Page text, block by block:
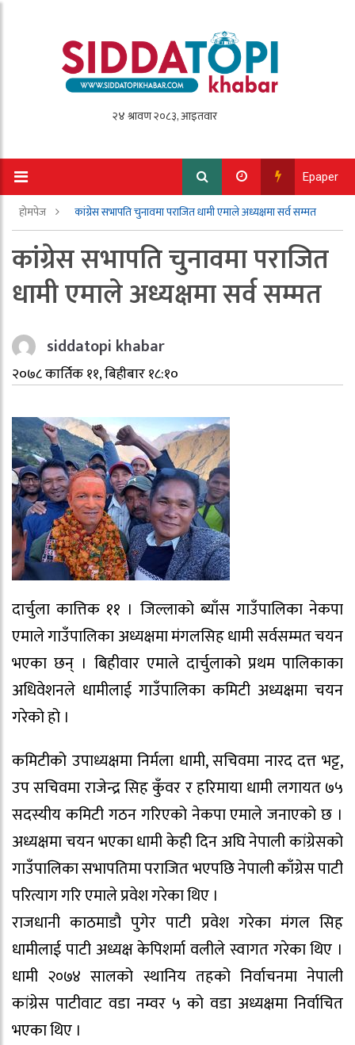
Epaper
होमपेज कांग्रेस सभापति चुनावमा पराजित धामी एमाले अध्यक्षमा सर्व सम्मत
कांग्रेस सभापति चुनावमा पराजित
धामी एमाले अध्यक्षमा सर्व सम्मत
siddatopi khabar
२०७८ कार्तिक ११, बिहीबार १८:१०
दार्चुला कात्तिक ११ । जिल्लाको ब्याँस गाउँपालिका नेकपा
एमाले गाउँपालिका अध्यक्षमा मंगलसिह धामी सर्वसम्मत चयन
भएका छन् । बिहीवार एमाले दार्चुलाको प्रथम पालिकाका
अधिवेशनले धामीलाई गाउँपालिका कमिटी अध्यक्षमा चयन
गरेको हो ।
कमिटीको उपाध्यक्षमा निर्मला धामी, सचिवमा नारद दत्त भट्ट,
उप सचिवमा राजेन्द्र सिह कुँवर र हरिमाया धामी लगायत ७५
सदस्यीय कमिटी गठन गरिएको नेकपा एमाले जनाएको छ ।
अध्यक्षमा चयन भएका धामी केही दिन अघि नेपाली कांग्रेसको
गाउँपालिका सभापतिमा पराजित भएपछि नेपाली काँग्रेस पाटी
परित्याग गरि एमाले प्रवेश गरेका थिए ।
राजधानी काठमाडौ पुगेर पाटी प्रवेश गरेका मंगल सिह
धामीलाई पाटी अध्यक्ष केपिशर्मा वलीले स्वागत गरेका थिए ।
धामी २०७४ सालको स्थानिय तहको निर्वाचनमा नेपाली
कांग्रेस पाटीवाट वडा नम्वर ५ को वडा अध्यक्षमा निर्वाचित
भएका थिए ।